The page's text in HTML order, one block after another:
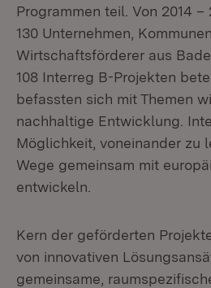
Programmen teil. Von 2014
130 Unternehmen,
Wirtschaftsförderer aus
108 Interreg B-Projekten
befassten sich mit Themen
nachhaltige Entwicklung.
Möglichkeit, voneinander zu
Wege gemeinsam mit
entwickeln.
Kern der geförderten
von innovativen
gemeinsame,